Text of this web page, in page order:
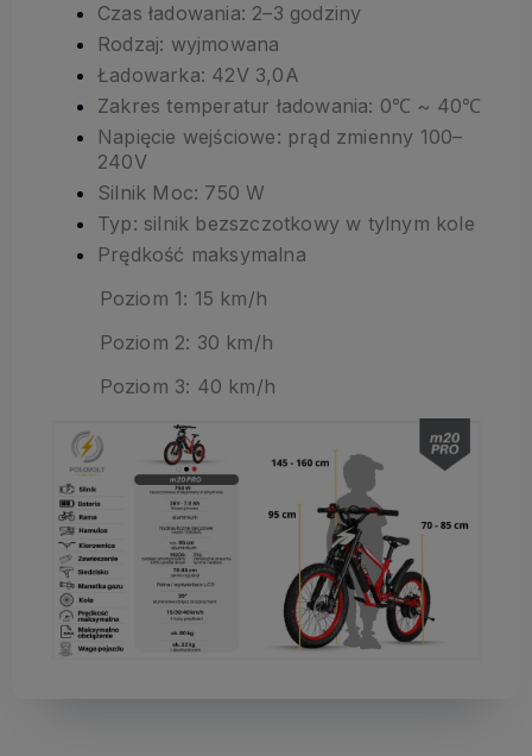
Czas ładowania: 2–3 godziny
Rodzaj: wyjmowana
Ładowarka: 42V 3,0A
Zakres temperatur ładowania: 0℃ ~ 40℃
Napięcie wejściowe: prąd zmienny 100–
240V
Silnik Moc: 750 W
Typ: silnik bezszczotkowy w tylnym kole
Prędkość maksymalna
Poziom 1: 15 km/h
Poziom 2: 30 km/h
Poziom 3: 40 km/h